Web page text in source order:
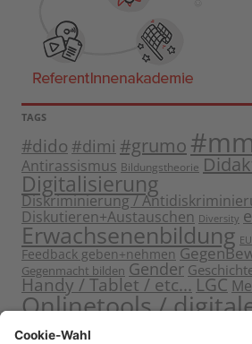
TAGS
#dido #dimi #grumo #mm
Antirassismus Bildungstheorie
Digitalisierung
Diskriminierung /
Diskutieren+Austauschen Diversity
Erwachsenenbildung
Feedback geben+nehmen
Gegenmacht bilden Gender
Handy / Tablet / etc...LGC
Onlinetools /
Politische Bildung